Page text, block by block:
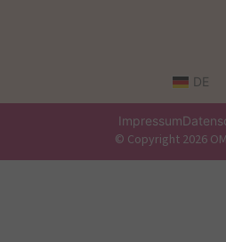
DE
Impressum
© Copyright 2026